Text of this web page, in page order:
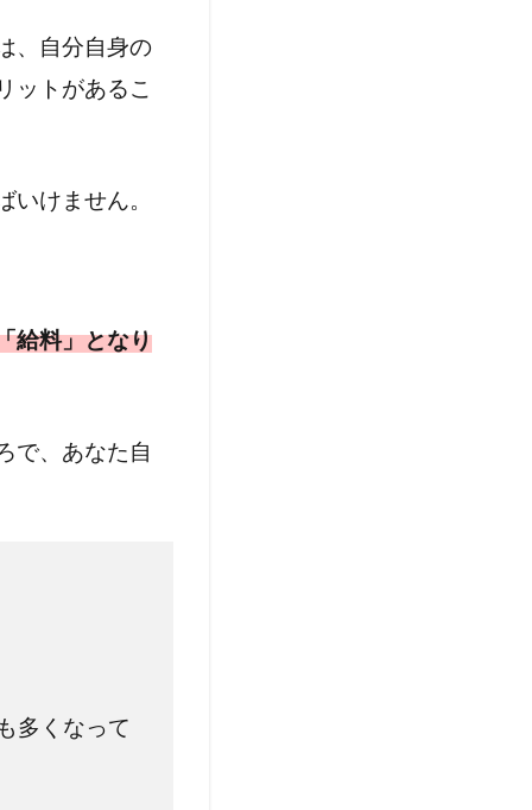
、自分自身の
ットがあるこ
けません。
給料」となり
で、あなた自
多くなって